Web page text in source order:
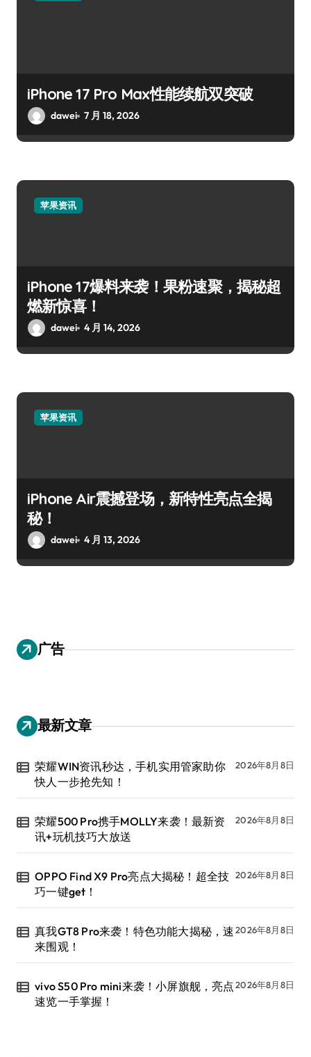
iPhone 17 Pro Max性能续航双突破
dawei 7 月 18, 2026
苹果资讯
iPhone 17爆料来袭！果粉速聚，揭秘超
燃新惊喜！
dawei 4 月 14, 2026
苹果资讯
iPhone Air震撼登场，新特性亮点全揭
秘！
dawei 4 月 13, 2026
广告
最新文章
荣耀WIN资讯秒达，手机实用管家助你
快人一步抢先知！
2026年8月8日
荣耀500 Pro携手MOLLY来袭！最新资
讯+玩机技巧大放送
2026年8月8日
OPPO Find X9 Pro亮点大揭秘！超全技
巧一键get！
2026年8月8日
真我GT8 Pro来袭！特色功能大揭秘，速
来围观！
2026年8月8日
vivo S50 Pro mini来袭！小屏旗舰，亮点
速览一手掌握！
2026年8月8日